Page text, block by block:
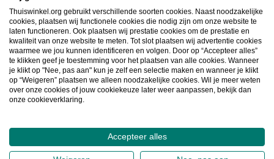
shoppen slimmer.
Lid worden
Snel navigeren
2026©Thuiswinkel.org
Thuiswinkel.org gebruikt verschillende soorten cookies. Naast noodzakelijke
cookies, plaatsen wij functionele cookies die nodig zijn om onze website te
laten functioneren. Ook plaatsen wij prestatie cookies om de prestatie en
kwaliteit van onze website te meten. Tot slot plaatsen wij advertentie cookies
waarmee we jou kunnen identificeren en volgen. Door op “Accepteer alles”
te klikken geef je toestemming voor het plaatsen van alle cookies. Wanneer
je klikt op "Nee, pas aan" kun je zelf een selectie maken en wanneer je klikt
op “Weigeren” plaatsen we alleen noodzakelijke cookies. Wil je meer weten
over onze cookies of jouw cookiekeuze later weer aanpassen, bekijk dan
onze cookieverklaring.
Accepteer alles